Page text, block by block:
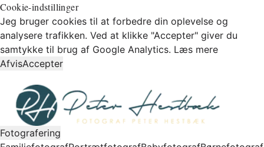
Cookie-indstillinger
Jeg bruger cookies til at forbedre din oplevelse og
analysere trafikken. Ved at klikke "Accepter" giver du
samtykke til brug af Google Analytics. Læs mere
AfvisAccepter
Fotografering